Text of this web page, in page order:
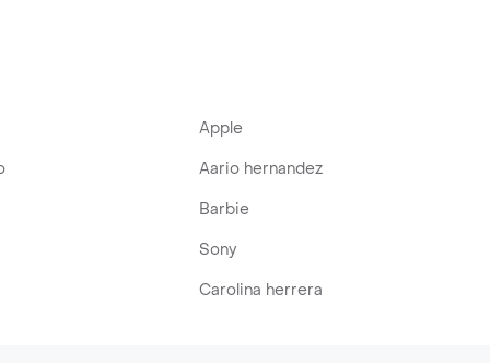
Apple
Aario hernandez
Barbie
Sony
Carolina herrera